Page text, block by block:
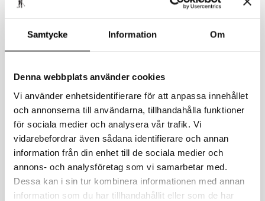
Samtycke Information Om
Denna webbplats använder cookies
Vi använder enhetsidentifierare för att anpassa innehållet
och annonserna till användarna, tillhandahålla funktioner
för sociala medier och analysera vår trafik. Vi
vidarebefordrar även sådana identifierare och annan
information från din enhet till de sociala medier och
annons- och analysföretag som vi samarbetar med.
Dessa kan i sin tur kombinera informationen med annan
information som du har tillhandahållit eller som de har